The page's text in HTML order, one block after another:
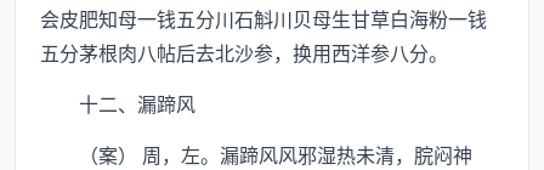
会皮肥知母一钱五分川石斛川贝母生甘草白海粉一钱
五分茅根肉八帖后去北沙参，换用西洋参八分。
十二、漏蹄风
（案） 周，左。漏蹄风风邪湿热未清，脘闷神